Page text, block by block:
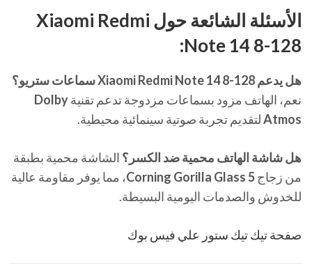
الأسئلة الشائعة حول Xiaomi Redmi
Note 14 8-128:
هل يدعم Xiaomi Redmi Note 14 8-128 سماعات ستريو؟
نعم، الهاتف مزود بسماعات مزدوجة تدعم تقنيةDolby
Atmosلتقديم تجربة صوتية سينمائية محيطية.
هل شاشة الهاتف محمية ضد الكسر؟ الشاشة محمية بطبقة
من زجاجCorning Gorilla Glass 5، مما يوفر مقاومة عالية
للخدوش والصدمات اليومية البسيطة.
صفحة تيك تيك ستور علي فيس بوك